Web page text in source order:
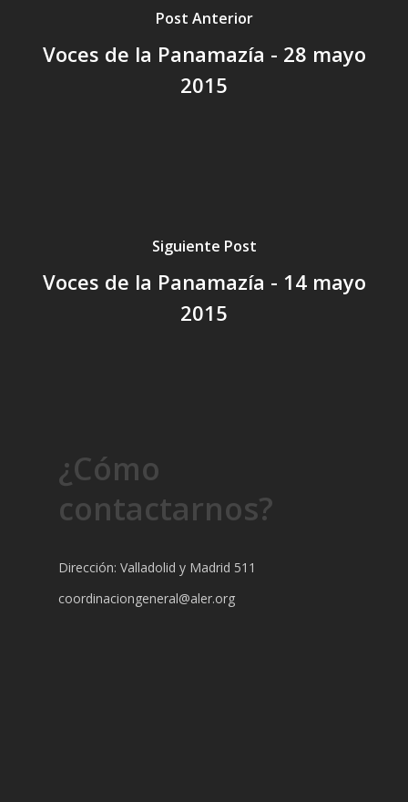
Post Anterior
Voces de la Panamazía - 28 mayo
2015
Siguiente Post
Voces de la Panamazía - 14 mayo
2015
¿Cómo
contactarnos?
Dirección: Valladolid y Madrid 511
coordinaciongeneral@aler.org